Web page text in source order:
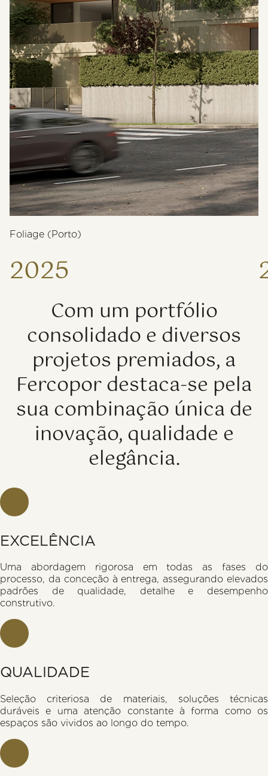
Foliage (Porto)
2025
Com um portfólio
consolidado e diversos
projetos premiados, a
Fercopor destaca-se pela
sua combinação única de
inovação, qualidade e
elegância.
EXCELÊNCIA
Uma abordagem rigorosa em todas as fases do
processo, da conceção à entrega, assegurando elevados
padrões de qualidade, detalhe e desempenho
construtivo.
QUALIDADE
Seleção criteriosa de materiais, soluções técnicas
duráveis e uma atenção constante à forma como os
espaços são vividos ao longo do tempo.